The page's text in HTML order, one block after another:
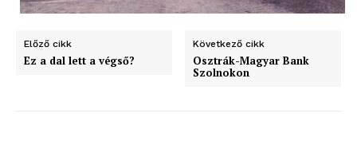
Előző cikk
Ez a dal lett a végső?
Következő cikk
Osztrák-Magyar Bank
Szolnokon